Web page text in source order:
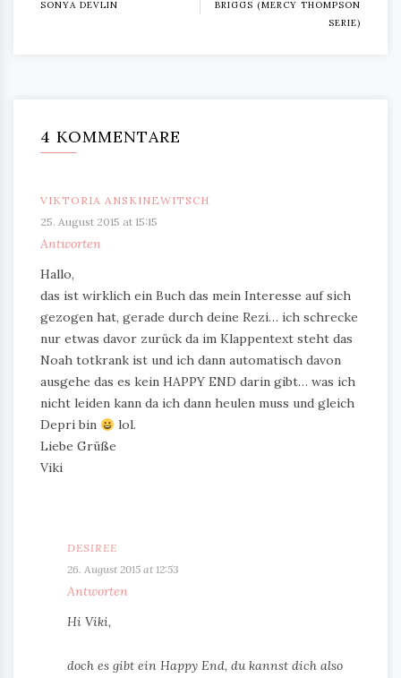
SONYA DEVLIN
BRIGGS (MERCY THOMPSON
SERIE)
4 KOMMENTARE
VIKTORIA ANSKINEWITSCH
25. August 2015 at 15:15
Antworten
Hallo,
das ist wirklich ein Buch das mein Interesse auf sich
gezogen hat, gerade durch deine Rezi… ich schrecke
nur etwas davor zurück da im Klappentext steht das
Noah totkrank ist und ich dann automatisch davon
ausgehe das es kein HAPPY END darin gibt… was ich
nicht leiden kann da ich dann heulen muss und gleich
Depri bin
lol.
Liebe Grüße
Viki
DESIREE
26. August 2015 at 12:53
Antworten
Hi Viki,
doch es gibt ein Happy End, du kannst dich also